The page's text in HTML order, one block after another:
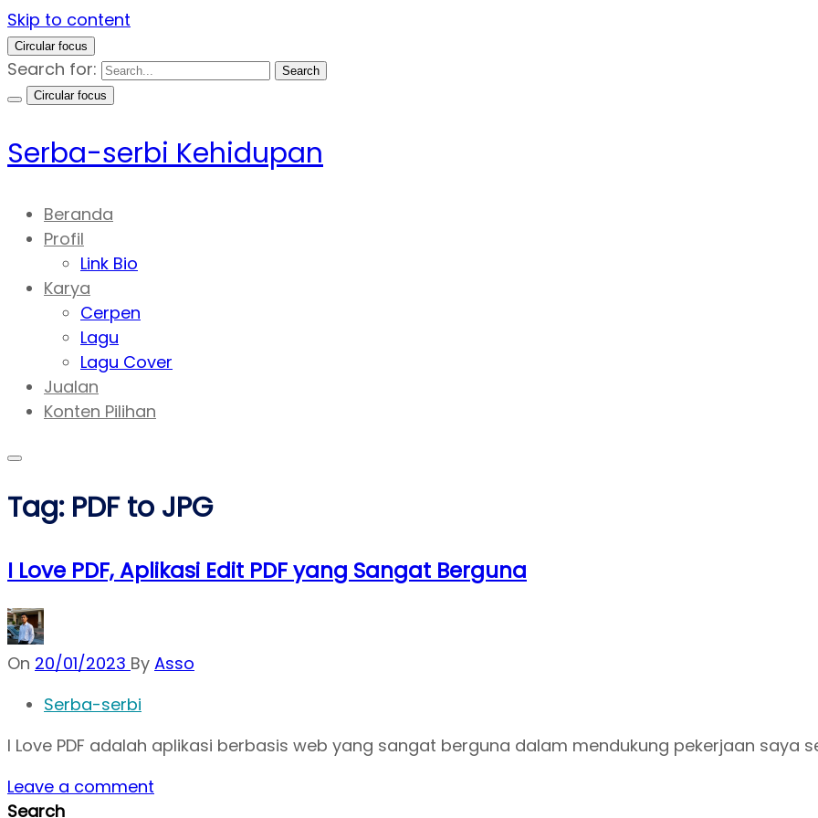
Skip to content
Circular focus
Search for:
Search
Circular focus
Serba-serbi Kehidupan
Beranda
Profil
Link Bio
Karya
Cerpen
Lagu
Lagu Cover
Jualan
Konten Pilihan
Tag: PDF to JPG
I Love PDF, Aplikasi Edit PDF yang Sangat Berguna
On 20/01/2023 By Asso
Serba-serbi
I Love PDF adalah aplikasi berbasis web yang sangat berguna dalam mendukung pekerjaan saya
Leave a comment
Search